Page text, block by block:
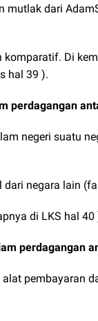
mutlak dari
komparatif. Di
hal 39 ).
perdagangan
negeri suatu
dari negara lain
di LKS hal 40
perdagangan
pembayaran